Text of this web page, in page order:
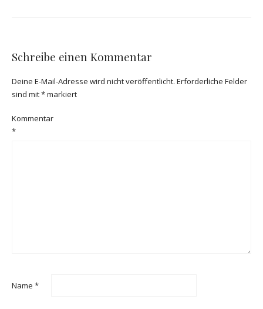
Schreibe einen Kommentar
Deine E-Mail-Adresse wird nicht veröffentlicht. Erforderliche Felder
sind mit*markiert
Kommentar
*
Name *